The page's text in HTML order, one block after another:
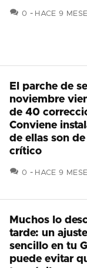
0 COMENTARIOS
HACE 9
El parche de
noviembre
de 40
Conviene
de ellas son de
crítico
0 COMENTARIOS
HACE 9
Muchos lo
tarde: un
sencillo en tu
puede evitar